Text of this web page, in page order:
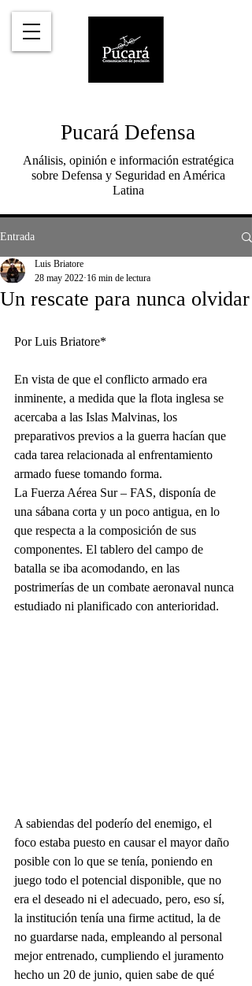
Pucará Defensa
Análisis, opinión e información estratégica
sobre Defensa y Seguridad en América
Latina
Entrada
Un rescate para nunca olvidar
Luis Briatore
28 may 2022 16 min de lectura
Por Luis Briatore*
En vista de que el conflicto armado era
inminente, a medida que la flota inglesa se
acercaba a las Islas Malvinas, los
preparativos previos a la guerra hacían que
cada tarea relacionada al enfrentamiento
armado fuese tomando forma.
La Fuerza Aérea Sur – FAS, disponía de
una sábana corta y un poco antigua, en lo
que respecta a la composición de sus
componentes. El tablero del campo de
batalla se iba acomodando, en las
postrimerías de un combate aeronaval nunca
estudiado ni planificado con anterioridad.
A sabiendas del poderío del enemigo, el
foco estaba puesto en causar el mayor daño
posible con lo que se tenía, poniendo en
juego todo el potencial disponible, que no
era el deseado ni el adecuado, pero, eso sí,
la institución tenía una firme actitud, la de
no guardarse nada, empleando al personal
mejor entrenado, cumpliendo el juramento
hecho un 20 de junio, quien sabe de qué